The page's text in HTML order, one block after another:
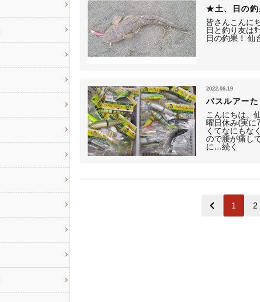
★土、日の
皆さんこんに
日と釣り友は
日の釣果！ 仙
2022.06.19
バスルアー
こんにちは。
曜日休み(実に
くてなにもな
ので腰が痛し
に…続く
1 2